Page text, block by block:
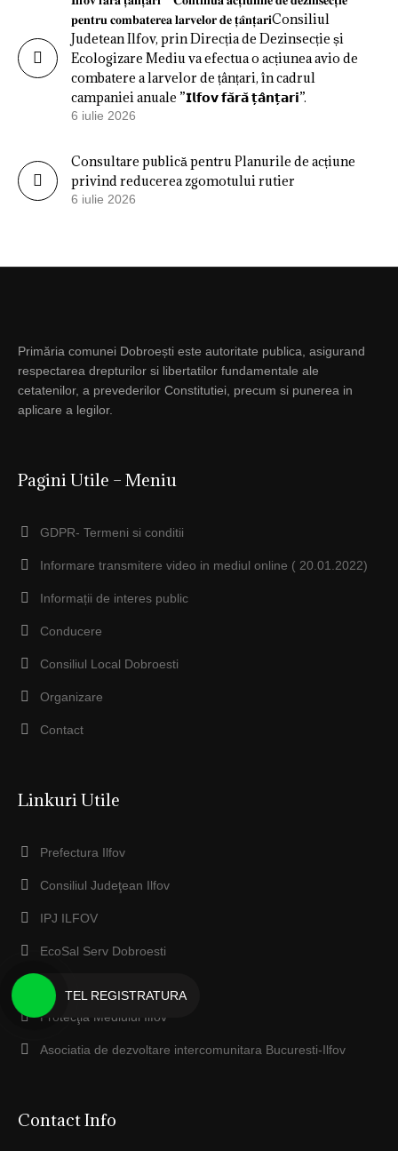
𝐩𝐞𝐧𝐭𝐫𝐮 𝐜𝐨𝐦𝐛𝐚𝐭𝐞𝐫𝐞𝐚 𝐥𝐚𝐫𝐯𝐞𝐥𝐨𝐫 𝐝𝐞 𝐭̦𝐚̂𝐧𝐭̦𝐚𝐫𝐢Consiliul
Judetean Ilfov, prin Direcția de Dezinsecție și
Ecologizare Mediu va efectua o acțiunea avio de
combatere a larvelor de țânțari, în cadrul
campaniei anuale ”𝗜𝗹𝗳𝗼𝘃 𝗳𝗮̆𝗿𝗮̆ 𝘁̦𝗮̂𝗻𝘁̦𝗮𝗿𝗶”.
6 iulie 2026
Consultare publică pentru Planurile de acțiune
privind reducerea zgomotului rutier
6 iulie 2026
Primăria comunei Dobroești este autoritate publica, asigurand
respectarea drepturilor si libertatilor fundamentale ale
cetatenilor, a prevederilor Constitutiei, precum si punerea in
aplicare a legilor.
Pagini Utile – Meniu
GDPR- Termeni si conditii
Informare transmitere video in mediul online ( 20.01.2022)
Informații de interes public
Conducere
Consiliul Local Dobroesti
Organizare
Contact
Linkuri Utile
Prefectura Ilfov
Consiliul Judeţean Ilfov
IPJ ILFOV
EcoSal Serv Dobroesti
Anaf ILFOV
Protecţia Mediului Ilfov
Asociatia de dezvoltare intercomunitara Bucuresti-Ilfov
Contact Info
TEL REGISTRATURA